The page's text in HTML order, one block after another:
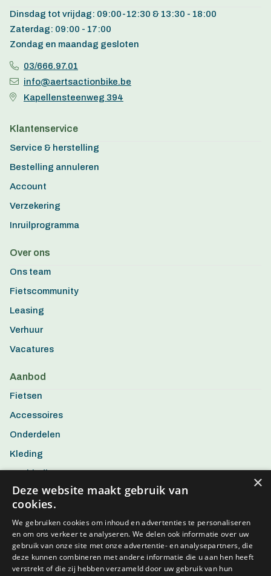
Dinsdag tot vrijdag: 09:00-12:30 & 13:30 - 18:00
Zaterdag: 09:00 - 17:00
Zondag en maandag gesloten
03/666.97.01
info@aertsactionbike.be
Kapellensteenweg 394
Klantenservice
Service & herstelling
Bestelling annuleren
Account
Verzekering
Inruilprogramma
Over ons
Ons team
Fietscommunity
Leasing
Verhuur
Vacatures
Aanbod
Fietsen
Accessoires
Onderdelen
Kleding
Aanbiedingen
×
Deze website maakt gebruik van
cookies.
We gebruiken cookies om inhoud en advertenties te personaliseren
en om ons verkeer te analyseren. We delen ook informatie over uw
gebruik van onze site met onze advertentie- en analysepartners, die
deze kunnen combineren met andere informatie die u aan hen heeft
verstrekt of die zij hebben verzameld door uw gebruik van hun